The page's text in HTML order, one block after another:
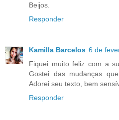
Beijos.
Responder
Kamilla Barcelos 6 de
Fiquei muito feliz com a
Gostei das mudanças
Adorei seu texto, bem
Responder